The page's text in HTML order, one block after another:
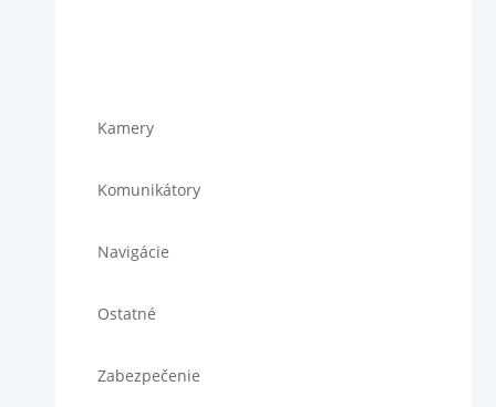
Kamery
Komunikátory
Navigácie
Ostatné
Zabezpečenie